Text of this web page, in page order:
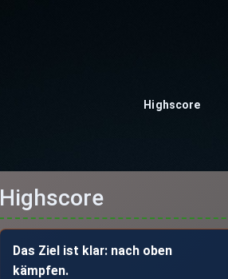
Highscore
Highscore
Das Ziel ist klar: nach oben
kämpfen.